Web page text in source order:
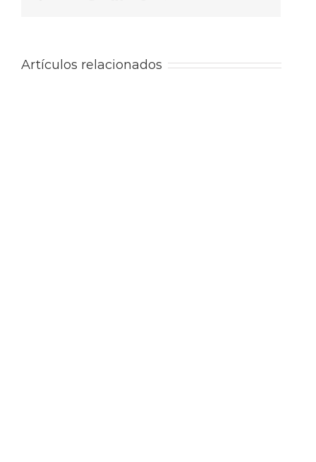
Artículos relacionados